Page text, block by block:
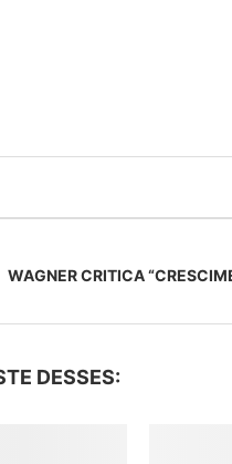
WAGNER CRITICA
DESSES: